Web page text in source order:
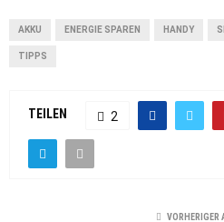
AKKU ENERGIE SPAREN HANDY
TIPPS
TEILEN 2
VORHERIGER